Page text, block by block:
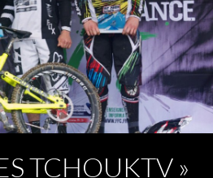
TCHOUKTV »